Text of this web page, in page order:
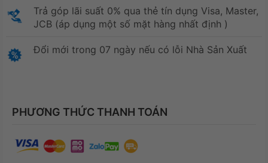
Trả góp lãi suất 0% qua thẻ tín dụng Visa, Master,
JCB (áp dụng một số mặt hàng nhất định )
Đổi mới trong 07 ngày nếu có lỗi Nhà Sản Xuất
PHƯƠNG THỨC THANH TOÁN